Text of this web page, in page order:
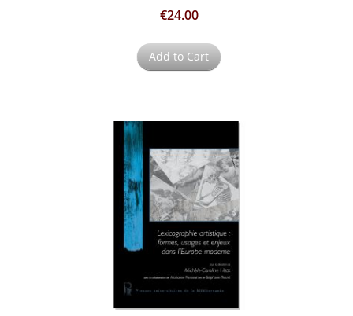
€24.00
Add to Cart